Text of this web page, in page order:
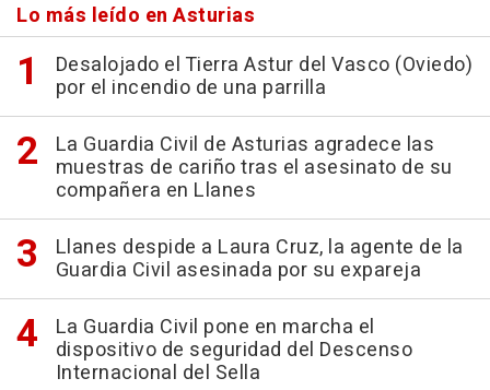
Lo más leído en Asturias
Desalojado el Tierra Astur del Vasco (Oviedo)
por el incendio de una parrilla
La Guardia Civil de Asturias agradece las
muestras de cariño tras el asesinato de su
compañera en Llanes
Llanes despide a Laura Cruz, la agente de la
Guardia Civil asesinada por su expareja
La Guardia Civil pone en marcha el
dispositivo de seguridad del Descenso
Internacional del Sella